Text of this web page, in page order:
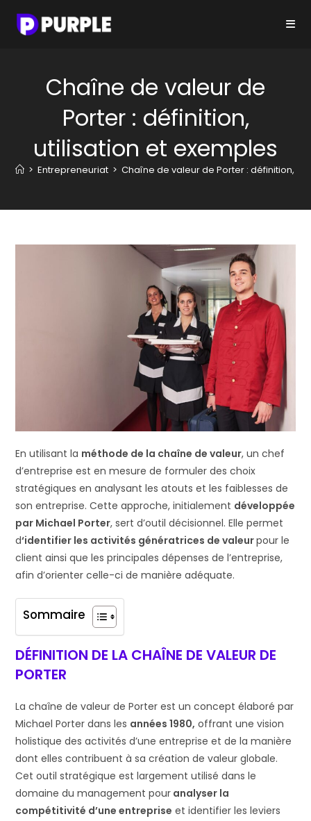
Chaîne de valeur de
Porter : définition,
utilisation et exemples
> Entrepreneuriat > Chaîne de valeur de Porter : définition,
En utilisant la méthode de la chaîne de valeur, un chef
d’entreprise est en mesure de formuler des choix
stratégiques en analysant les atouts et les faiblesses de
son entreprise. Cette approche, initialement développée
par Michael Porter, sert d’outil décisionnel. Elle permet
d‘identifier les activités génératrices de valeurpour le
client ainsi que les principales dépenses de l’entreprise,
afin d’orienter celle-ci de manière adéquate.
Sommaire
DÉFINITION DE LA CHAÎNE DE VALEUR DE
PORTER
La chaîne de valeur de Porter est un concept élaboré par
Michael Porter dans les années 1980, offrant une vision
holistique des activités d’une entreprise et de la manière
dont elles contribuent à sa création de valeur globale.
Cet outil stratégique est largement utilisé dans le
domaine du management pour analyser la
compétitivité d’une entreprise et identifier les leviers